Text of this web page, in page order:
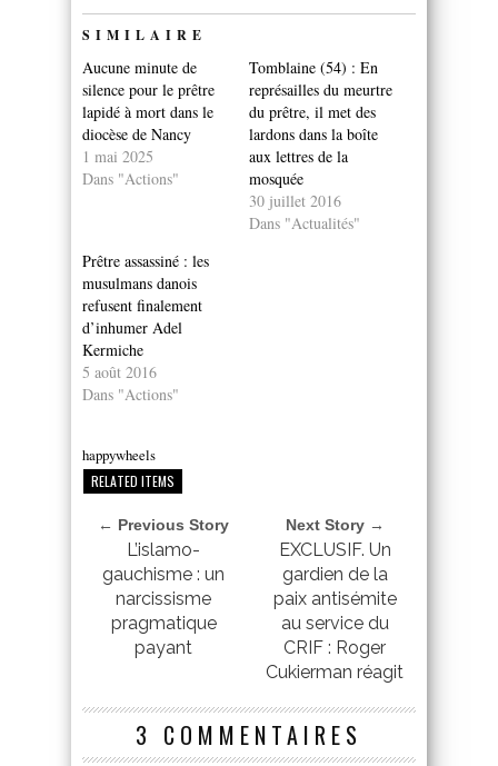
SIMILAIRE
Aucune minute de
silence pour le prêtre
lapidé à mort dans le
diocèse de Nancy
1 mai 2025
Dans "Actions"
Tomblaine (54) : En
représailles du meurtre
du prêtre, il met des
lardons dans la boîte
aux lettres de la
mosquée
30 juillet 2016
Dans "Actualités"
Prêtre assassiné : les
musulmans danois
refusent finalement
d’inhumer Adel
Kermiche
5 août 2016
Dans "Actions"
happywheels
RELATED ITEMS
← Previous Story
L’islamo-
gauchisme : un
narcissisme
pragmatique
payant
Next Story →
EXCLUSIF. Un
gardien de la
paix antisémite
au service du
CRIF : Roger
Cukierman réagit
3 COMMENTAIRES